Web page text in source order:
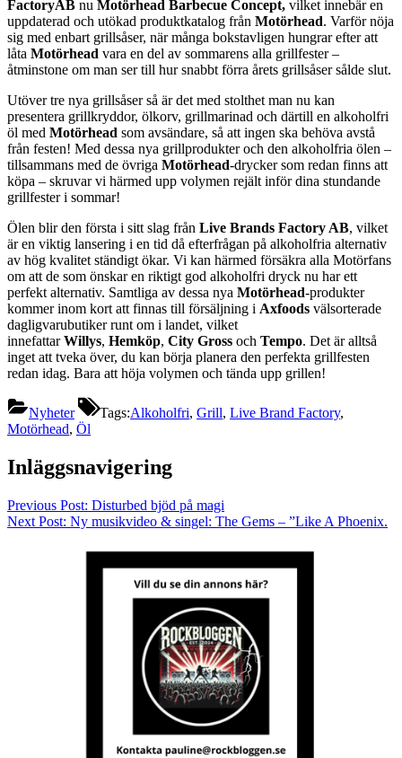
FactoryAB nu Motörhead Barbecue Concept, vilket innebär en
uppdaterad och utökad produktkatalog från Motörhead. Varför nöja
sig med enbart grillsåser, när många bokstavligen hungrar efter att
låta Motörhead vara en del av sommarens alla grillfester –
åtminstone om man ser till hur snabbt förra årets grillsåser sålde slut.
Utöver tre nya grillsåser så är det med stolthet man nu kan
presentera grillkryddor, ölkorv, grillmarinad och därtill en alkoholfri
öl med Motörhead som avsändare, så att ingen ska behöva avstå
från festen! Med dessa nya grillprodukter och den alkoholfria ölen –
tillsammans med de övriga Motörhead-drycker som redan finns att
köpa – skruvar vi härmed upp volymen rejält inför dina stundande
grillfester i sommar!
Ölen blir den första i sitt slag från Live Brands Factory AB, vilket
är en viktig lansering i en tid då efterfrågan på alkoholfria alternativ
av hög kvalitet ständigt ökar. Vi kan härmed försäkra alla Motörfans
om att de som önskar en riktigt god alkoholfri dryck nu har ett
perfekt alternativ. Samtliga av dessa nya Motörhead-produkter
kommer inom kort att finnas till försäljning i Axfoods välsorterade
dagligvarubutiker runt om i landet, vilket
innefattarWillys, Hemköp, City Gross och Tempo. Det är alltså
inget att tveka över, du kan börja planera den perfekta grillfesten
redan idag. Bara att höja volymen och tända upp grillen!
Nyheter Tags:Alkoholfri, Grill, Live Brand Factory,
Motörhead, Öl
Inläggsnavigering
Previous Post: Disturbed bjöd på magi
Next Post: Ny musikvideo & singel: The Gems – ”Like A Phoenix.